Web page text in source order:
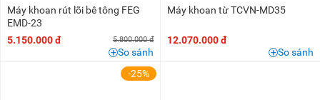
Máy khoan rút lõi bê tông FEG
EMD-23
5.150.000 đ
5.800.000 đ
So sánh
Máy khoan từ TCVN-MD35
12.070.000 đ
So sánh
-25%